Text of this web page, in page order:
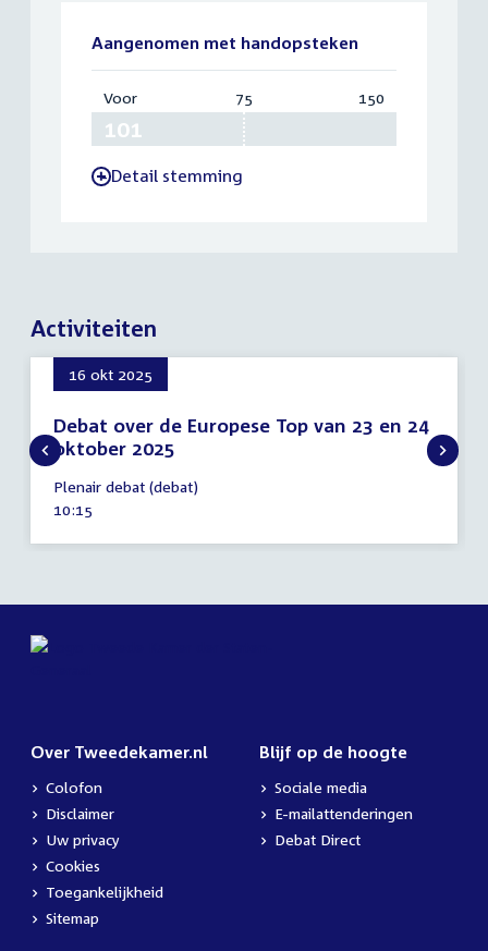
Aangenomen met handopsteken
Voor:
101
75 150
-Detail stemming
Activiteiten
16 okt 2025
Debat over de Europese Top van 23 en 24
oktober 2025
oktober
2025
Plenair debat (debat)
Tijd
10:15
Over Tweedekamer.nl
Colofon
Disclaimer
Uw privacy
Cookies
Toegankelijkheid
Sitemap
Blijf op de hoogte
Sociale media
E-mailattenderingen
Debat Direct